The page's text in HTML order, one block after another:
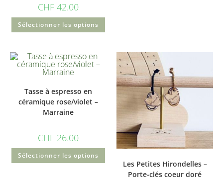
CHF 42.00
Sélectionner les options
Tasse à espresso en
céramique rose/violet –
Marraine
CHF 26.00
Sélectionner les options
Les Petites Hirondelles –
Porte-clés coeur doré